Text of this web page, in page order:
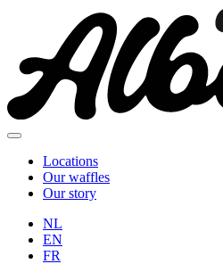
Locations
Our waffles
Our story
NL
EN
FR